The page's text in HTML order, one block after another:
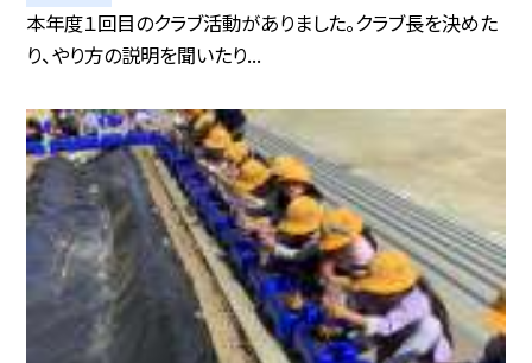
本年度１回目のクラブ活動がありました。クラブ長を決めた
り、やり方の説明を聞いたり...